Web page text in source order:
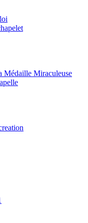
Médaille Miraculeuse